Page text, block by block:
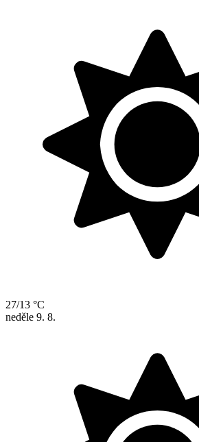
27/13 °C
neděle 9. 8.